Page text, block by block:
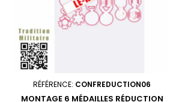
RÉFÉRENCE: CONFREDUCTION06
MONTAGE 6 MÉDAILLES RÉDUCTION